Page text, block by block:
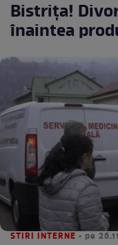
Bistrița!
înaintea
STIRI INTERNE • pe